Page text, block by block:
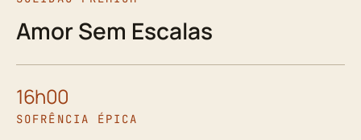
Amor Sem Escalas
16h00
SOFRÊNCIA ÉPICA